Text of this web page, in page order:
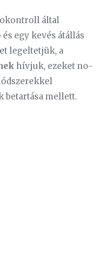
által
egy kevés átállás
legeltetjük, a
hívjuk, ezeket no-
betartása mellett.